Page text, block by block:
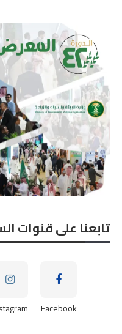
تابعنا على قنوات
Facebook